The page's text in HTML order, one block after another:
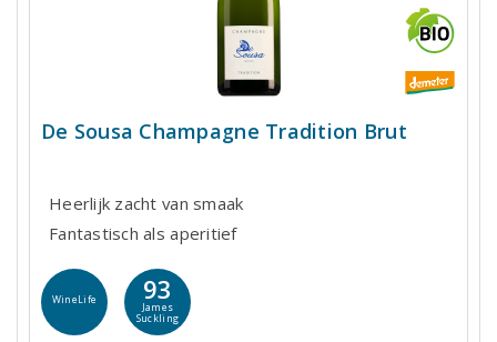
De Sousa Champagne Tradition Brut
Heerlijk zacht van smaak
Fantastisch als aperitief
WineLife 93
James
Suckling